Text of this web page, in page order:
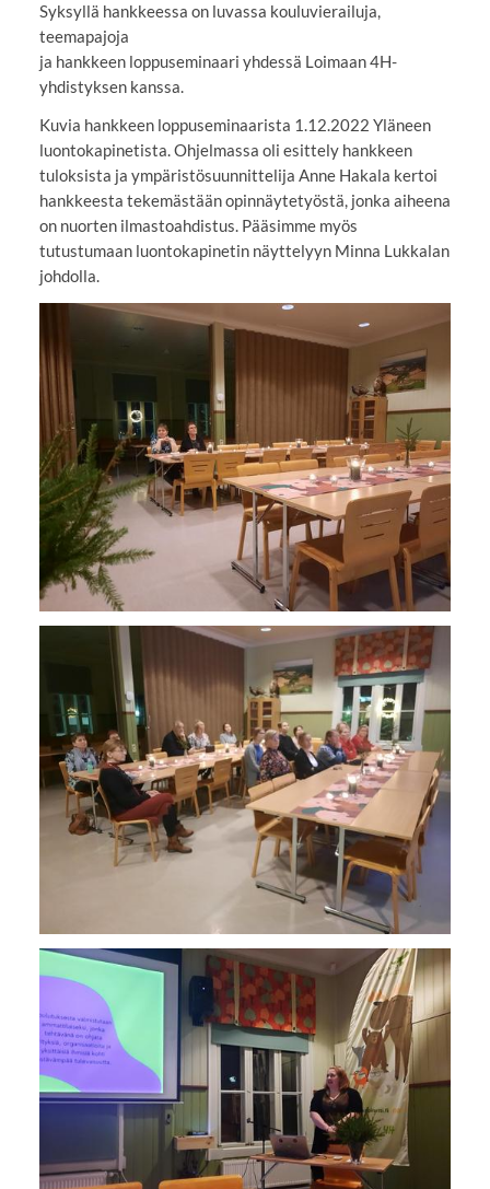
Syksyllä hankkeessa on luvassa kouluvierailuja,
teemapajoja
ja hankkeen loppuseminaari yhdessä Loimaan 4H-
yhdistyksen kanssa.
Kuvia hankkeen loppuseminaarista 1.12.2022 Yläneen
luontokapinetista. Ohjelmassa oli esittely hankkeen
tuloksista ja ympäristösuunnittelija Anne Hakala kertoi
hankkeesta tekemästään opinnäytetyöstä, jonka aiheena
on nuorten ilmastoahdistus. Pääsimme myös
tutustumaan luontokapinetin näyttelyyn Minna Lukkalan
johdolla.